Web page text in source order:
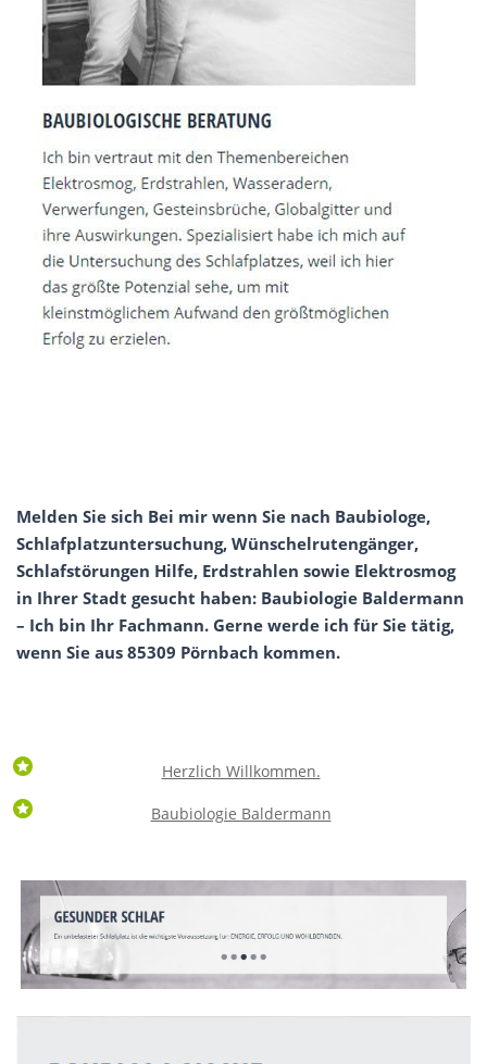
Melden Sie sich Bei mir wenn Sie nach Baubiologe,
Schlafplatzuntersuchung, Wünschelrutengänger,
Schlafstörungen Hilfe, Erdstrahlen sowie Elektrosmog
in Ihrer Stadt gesucht haben: Baubiologie Baldermann
– Ich bin Ihr Fachmann. Gerne werde ich für Sie tätig,
wenn Sie aus 85309 Pörnbach kommen.
Herzlich Willkommen.
Baubiologie Baldermann